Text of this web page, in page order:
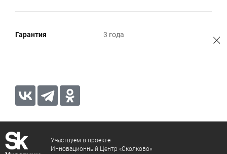
Гарантия 3 года
Участвуем в проекте
Инновационный Центр «Сколково»